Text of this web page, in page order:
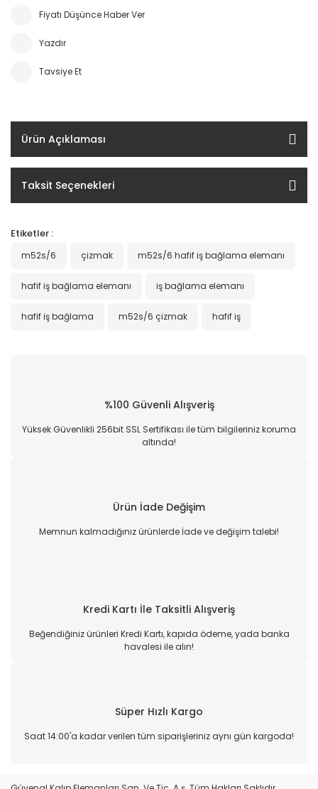
Fiyatı Düşünce Haber Ver
Yazdır
Tavsiye Et
Ürün Açıklaması
Taksit Seçenekleri
Etiketler :
m52s/6 çizmak m52s/6 hafif iş bağlama elemanı
hafif iş bağlama elemanı iş bağlama elemanı
hafif iş bağlama m52s/6 çizmak hafif iş
%100 Güvenli Alışveriş
Yüksek Güvenlikli 256bit SSL Sertifikası ile tüm bilgileriniz koruma
altında!
Ürün İade Değişim
Memnun kalmadığınız ürünlerde İade ve değişim talebi!
Kredi Kartı İle Taksitli Alışveriş
Beğendiğiniz ürünleri Kredi Kartı, kapıda ödeme, yada banka
havalesi ile alın!
Süper Hızlı Kargo
Saat 14:00'a kadar verilen tüm siparişleriniz aynı gün kargoda!